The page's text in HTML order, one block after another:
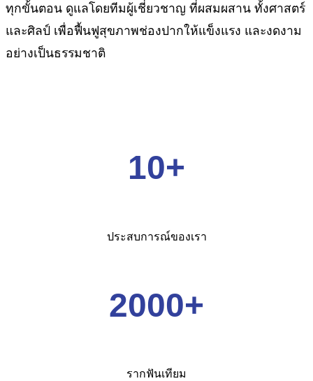
ทุกขั้นตอน ดูแลโดยทีมผู้เชี่ยวชาญ ที่ผสมผสาน ทั้งศาสตร์
และศิลป์ เพื่อฟื้นฟูสุขภาพช่องปากให้แข็งแรง และงดงาม
อย่างเป็นธรรมชาติ
10+
ประสบการณ์ของเรา
2000+
รากฟันเทียม